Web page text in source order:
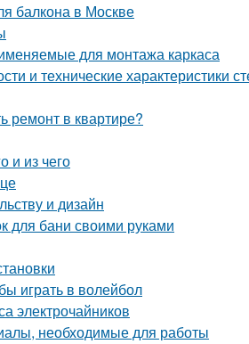
балкона в Москве
для монтажа каркаса
и технические характеристики
ремонт в квартире?
и из чего
и дизайн
для бани своими руками
играть в волейбол
электрочайников
необходимые для работы